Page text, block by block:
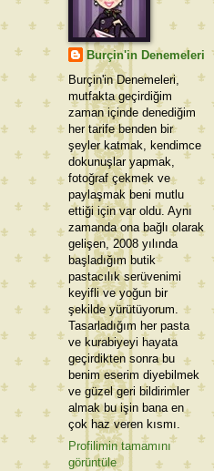
Burçin'in Denemeleri
Burçin'in Denemeleri,
mutfakta geçirdiğim
zaman içinde denediğim
her tarife benden bir
şeyler katmak, kendimce
dokunuşlar yapmak,
fotoğraf çekmek ve
paylaşmak beni mutlu
ettiği için var oldu. Aynı
zamanda ona bağlı olarak
gelişen, 2008 yılında
başladığım butik
pastacılık serüvenimi
keyifli ve yoğun bir
şekilde yürütüyorum.
Tasarladığım her pasta
ve kurabiyeyi hayata
geçirdikten sonra bu
benim eserim diyebilmek
ve güzel geri bildirimler
almak bu işin bana en
çok haz veren kısmı.
Profilimin tamamını
görüntüle